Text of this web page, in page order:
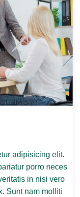
adipisicing elit.
porro neces
in nisi vero
Sunt nam molliti